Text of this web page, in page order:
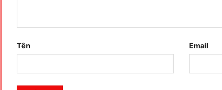
Tên Email